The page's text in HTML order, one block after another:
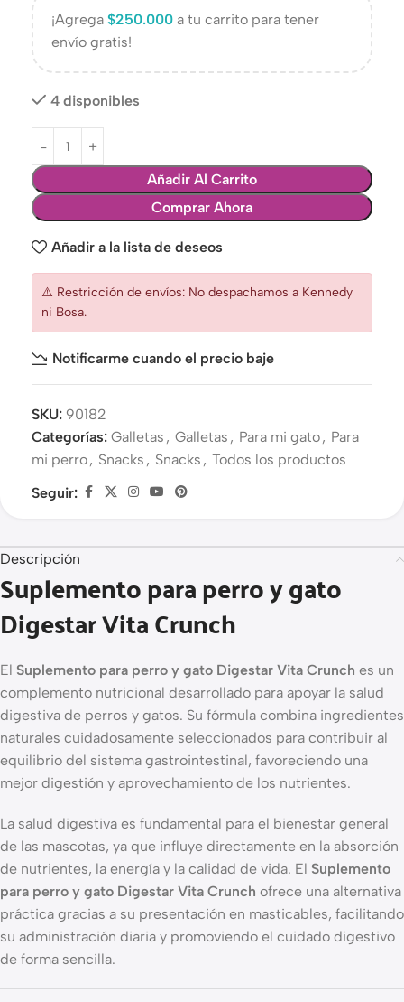
¡Agrega $250.000 a tu carrito para tener
envío gratis!
4 disponibles
Añadir Al Carrito
Comprar Ahora
Añadir a la lista de deseos
⚠️ Restricción de envíos: No despachamos a Kennedy
ni Bosa.
Notificarme cuando el precio baje
SKU: 90182
Categorías: Galletas , Galletas , Para mi gato, Para
mi perro, Snacks , Snacks , Todos los productos
Seguir:
Descripción
Suplemento para perro y gato
Digestar Vita Crunch
El Suplemento para perro y gato Digestar Vita Crunch es un
complemento nutricional desarrollado para apoyar la salud
digestiva de perros y gatos. Su fórmula combina ingredientes
naturales cuidadosamente seleccionados para contribuir al
equilibrio del sistema gastrointestinal, favoreciendo una
mejor digestión y aprovechamiento de los nutrientes.
La salud digestiva es fundamental para el bienestar general
de las mascotas, ya que influye directamente en la absorción
de nutrientes, la energía y la calidad de vida. El Suplemento
para perro y gato Digestar Vita Crunch ofrece una alternativa
práctica gracias a su presentación en masticables, facilitando
su administración diaria y promoviendo el cuidado digestivo
de forma sencilla.